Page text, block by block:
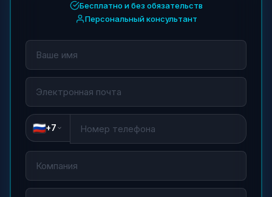
Бесплатно и без обязательств
Персональный консультант
+7